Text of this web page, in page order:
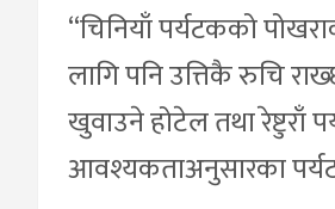
“चिनियाँ पर्यटकको
लागि पनि उत्तिकै रुचि
खुवाउने होटेल तथा रेष्टुराँ
आवश्यकताअनुसारका